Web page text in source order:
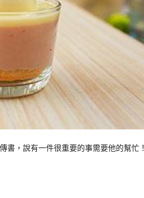
書，說有一件很重要的事需要他的幫忙！